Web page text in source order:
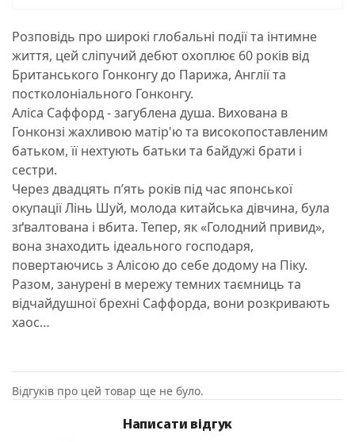
Розповідь про широкі глобальні події та інтимне
життя, цей сліпучий дебют охоплює 60 років від
Британського Гонконгу до Парижа, Англії та
постколоніального Гонконгу.
Аліса Саффорд - загублена душа. Вихована в
Гонконзі жахливою матір'ю та високопоставленим
батьком, її нехтують батьки та байдужі брати і
сестри.
Через двадцять п’ять років під час японської
окупації Лінь Шуй, молода китайська дівчина, була
зґвалтована і вбита. Тепер, як «Голодний привид»,
вона знаходить ідеального господаря,
повертаючись з Алісою до себе додому на Піку.
Разом, занурені в мережу темних таємниць та
відчайдушної брехні Саффорда, вони розкривають
хаос…
Відгуків про цей товар ще не було.
Написати відгук